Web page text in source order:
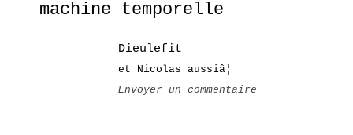
machine temporelle
Dieulefit
et Nicolas aussiâ¦
Envoyer un commentaire